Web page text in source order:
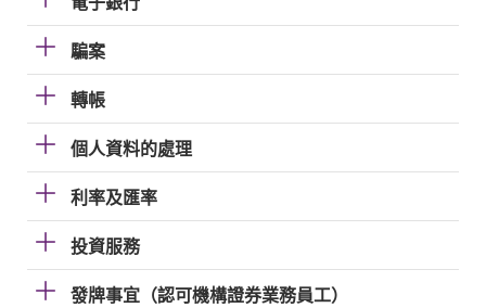
騙案
轉帳
個人資料的處理
利率及匯率
投資服務
發牌事宜（認可機構證券業務員工）